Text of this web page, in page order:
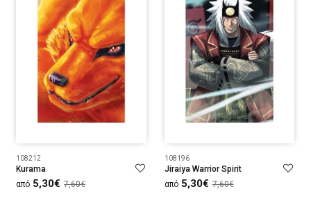
108212
Kurama
από 5,30€ 7,60€
108196
Jiraiya Warrior Spirit
από 5,30€ 7,60€